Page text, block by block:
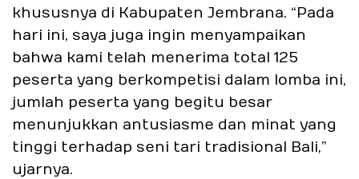
khususnya di Kabupaten Jembrana. “Pada
hari ini, saya juga ingin menyampaikan
bahwa kami telah menerima total 125
peserta yang berkompetisi dalam lomba ini,
jumlah peserta yang begitu besar
menunjukkan antusiasme dan minat yang
tinggi terhadap seni tari tradisional Bali,”
ujarnya.